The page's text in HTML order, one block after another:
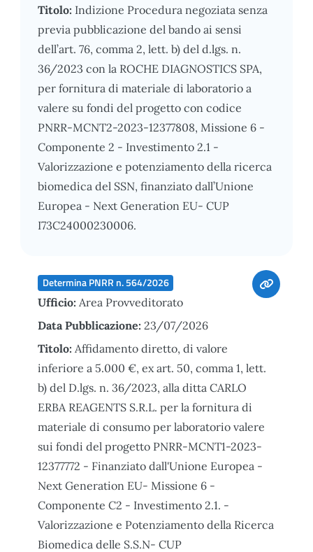
Titolo: Indizione Procedura negoziata senza
previa pubblicazione del bando ai sensi
dell’art. 76, comma 2, lett. b) del d.lgs. n.
36/2023 con la ROCHE DIAGNOSTICS SPA,
per fornitura di materiale di laboratorio a
valere su fondi del progetto con codice
PNRR-MCNT2-2023-12377808, Missione 6 -
Componente 2 - Investimento 2.1 -
Valorizzazione e potenziamento della ricerca
biomedica del SSN, finanziato dall’Unione
Europea - Next Generation EU- CUP
I73C24000230006.
Determina PNRR n. 564/2026
Ufficio: Area Provveditorato
Data Pubblicazione: 23/07/2026
Titolo: Affidamento diretto, di valore
inferiore a 5.000 €, ex art. 50, comma 1, lett.
b) del D.lgs. n. 36/2023, alla ditta CARLO
ERBA REAGENTS S.R.L. per la fornitura di
materiale di consumo per laboratorio valere
sui fondi del progetto PNRR-MCNT1-2023-
12377772 - Finanziato dall'Unione Europea -
Next Generation EU- Missione 6 -
Componente C2 - Investimento 2.1. -
Valorizzazione e Potenziamento della Ricerca
Biomedica delle S.S.N- CUP